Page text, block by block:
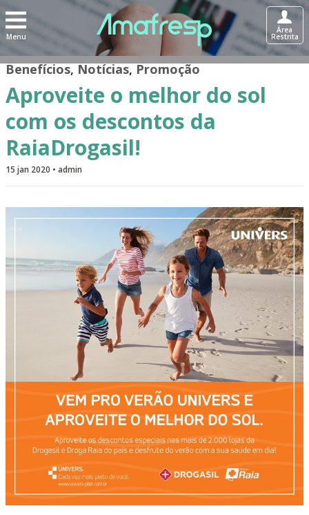
Menu
Área
Restrita
Benefícios,Notícias,Promoção
Aproveite o melhor do sol
com os descontos da
RaiaDrogasil!
15 jan 2020 • admin